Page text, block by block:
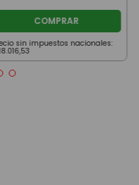
COMPRAR
sin impuestos nacionales:
.016,53